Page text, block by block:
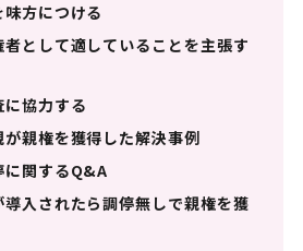
方につける
者として適していることを主張す
協力する
親権を獲得した解決事例
に関するQ&A
導入されたら調停無しで親権を獲